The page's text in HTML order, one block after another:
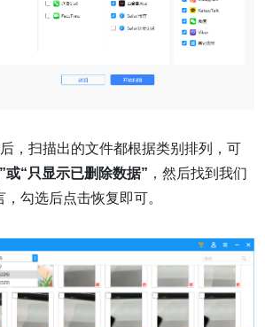
，扫描出的文件都根据类别排列，可
或“只显示已删除数据” ，然后找到我们
勾选后点击恢复即可。